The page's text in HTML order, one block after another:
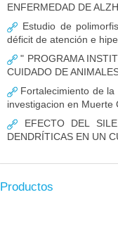
ENFERMEDAD DE
Estudio de
déficit de atención e
" PROGRAMA
CUIDADO DE
Fortalecimiento de la
investigacion en Muerte
EFECTO DEL
DENDRÍTICAS EN UN
Productos